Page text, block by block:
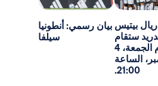
بيان رسمي: أنطونيا